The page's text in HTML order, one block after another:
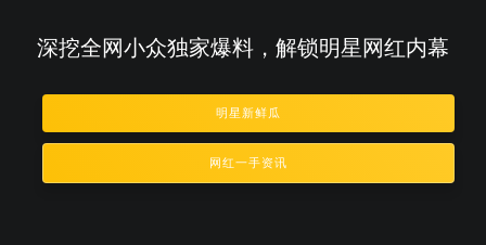
深挖全网小众独家爆料，解锁明星网红内幕
明星新鲜瓜
网红一手资讯